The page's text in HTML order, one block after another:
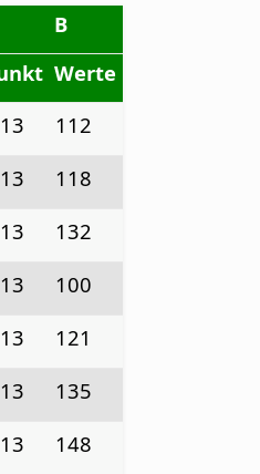
B
Werte
112
118
132
100
121
135
148